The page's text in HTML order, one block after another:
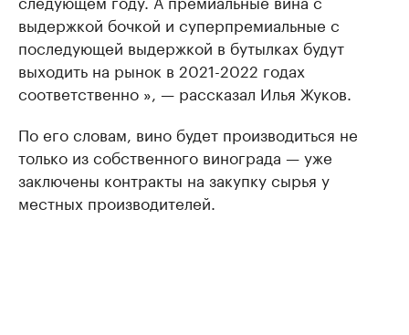
выдержкой бочкой и суперпремиальные с
последующей выдержкой в бутылках будут
выходить на рынок в 2021-2022 годах
соответственно », — рассказал Илья Жуков.
По его словам, вино будет производиться не
только из собственного винограда — уже
заключены контракты на закупку сырья у
местных производителей.